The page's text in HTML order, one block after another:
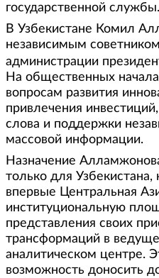
государственной службы.
В Узбекистане Комил
независимым
администрации
На общественных
вопросам развития
привлечения
слова и поддержки
массовой информации.
Назначение
только для Узбекистана,
впервые Центральная
институциональную
представления своих
трансформаций в
аналитическом центре.
возможность доносить